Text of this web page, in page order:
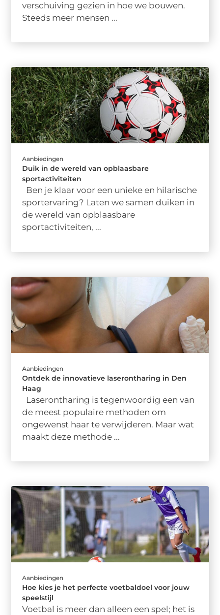
verschuiving gezien in hoe we bouwen.
Steeds meer mensen ...
Aanbiedingen
Duik in de wereld van opblaasbare
sportactiviteiten
Ben je klaar voor een unieke en hilarische
sportervaring? Laten we samen duiken in
de wereld van opblaasbare
sportactiviteiten, ...
Aanbiedingen
Ontdek de innovatieve laserontharing in Den
Haag
Laserontharing is tegenwoordig een van
de meest populaire methoden om
ongewenst haar te verwijderen. Maar wat
maakt deze methode ...
Aanbiedingen
Hoe kies je het perfecte voetbaldoel voor jouw
speelstijl
Voetbal is meer dan alleen een spel; het is